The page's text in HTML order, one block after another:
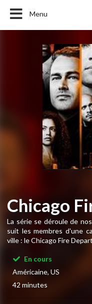
Menu
Chicago
La série se déroule de
suit les membres d'une
ville : le Chicago Fire
En cours
Américaine, US
42 minutes